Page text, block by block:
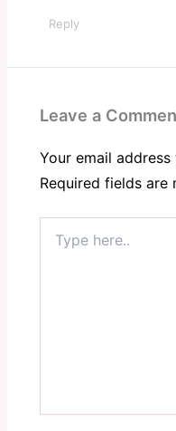
Reply
Leave a
Your email
Required fields are
here..